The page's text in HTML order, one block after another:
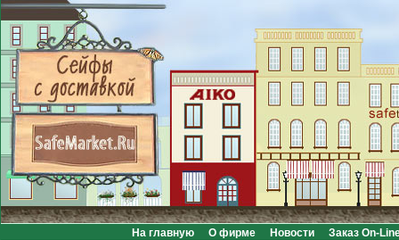
На главную О фирме Новости Заказ On-